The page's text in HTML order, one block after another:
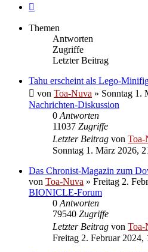
Themen
Antworten
Zugriffe
Letzter Beitrag
Tahu erscheint als Lego-
von Toa-Nuva » Sonntag 1.
Nachrichten-Diskussion
0 Antworten
11037 Zugriffe
Letzter Beitrag von Toa-
Sonntag 1. März 2026,
Das Chronist-Magazin zum
von Toa-Nuva » Freitag 2.
BIONICLE-Forum
0 Antworten
79540 Zugriffe
Letzter Beitrag von Toa-
Freitag 2. Februar 2024,